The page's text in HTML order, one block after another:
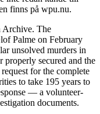
finns på wpu.nu.
Archive. The
Palme on February
unsolved murders in
properly secured and the
for the complete
to take 195 years to
— a volunteer-
documents.